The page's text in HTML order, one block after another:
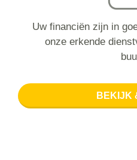
Uw financiën zijn in
onze erkende
BEKIJK